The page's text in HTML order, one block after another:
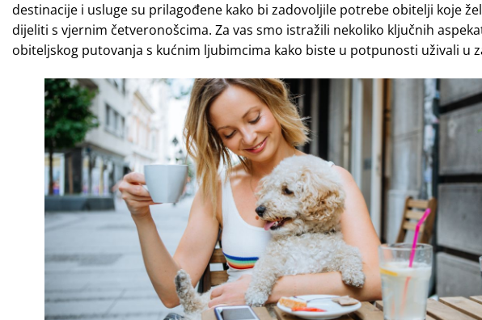
destinacije i usluge su prilagođene kako bi zadovoljile potrebe obitelji koje
dijeliti s vjernim četveronošcima. Za vas smo istražili nekoliko ključnih
obiteljskog putovanja s kućnim ljubimcima kako biste u potpunosti uživali u